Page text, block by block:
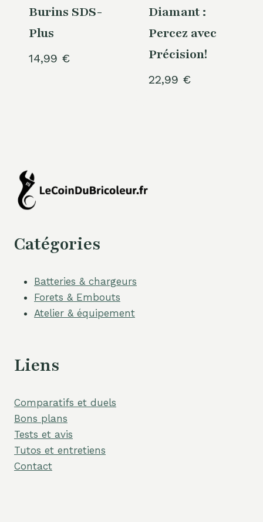
Burins SDS-
Plus
14,99 €
Diamant :
Percez avec
Précision!
22,99 €
Catégories
Batteries & chargeurs
Forets & Embouts
Atelier & équipement
Liens
Comparatifs et duels
Bons plans
Tests et avis
Tutos et entretiens
Contact